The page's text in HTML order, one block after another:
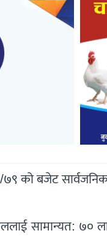
७९ को बजेट
सामान्यत: ७०